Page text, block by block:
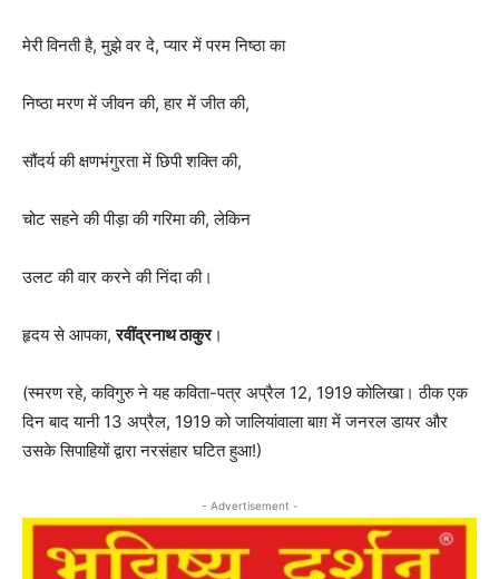
मेरी विनती है, मुझे वर दे, प्यार में परम निष्ठा का
निष्ठा मरण में जीवन की, हार में जीत की,
सौंदर्य की क्षणभंगुरता में छिपी शक्ति की,
चोट सहने की पीड़ा की गरिमा की, लेकिन
उलट की वार करने की निंदा की।
हृदय से आपका,रवींद्रनाथ ठाकुर।
(स्मरण रहे, कविगुरु ने यह कविता-पत्र अप्रैल 12, 1919 कोलिखा। ठीक एक
दिन बाद यानी 13 अप्रैल, 1919 को जालियांवाला बाग़ में जनरल डायर और
उसके सिपाहियों द्वारा नरसंहार घटित हुआ!)
- Advertisement -